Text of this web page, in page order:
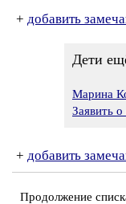
+ добавить
Дети
Марина
Заявить
+ добавить
Продолжение